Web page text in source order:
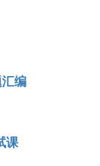
编
课